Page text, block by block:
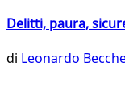
Delitti, paura,
di Leonardo